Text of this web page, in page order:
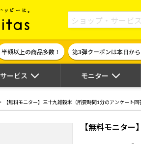
ポイント貯めて現金やギフト券に交換で
半額以上の商品多数！ 第3弾クーポンは本日か
サービス モニター
【無料モニター】三十九雑穀米（所要時間1分のアンケート回
【無料モニター